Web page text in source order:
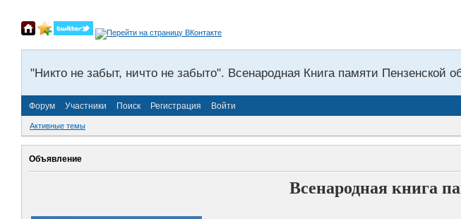
"Никто не забыт, ничто не забыто". Всенародная Книга памяти Пензенской
Форум Участники Поиск Регистрация Войти
Активные темы
Объявление
Всенародная книга